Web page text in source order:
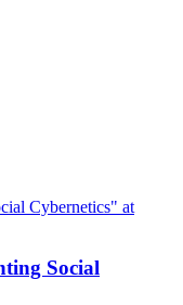
Social